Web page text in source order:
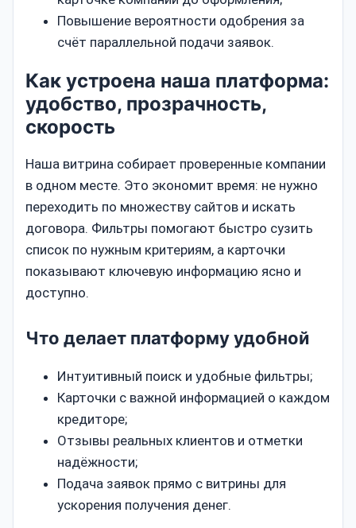
Повышение вероятности одобрения за
счёт параллельной подачи заявок.
Как устроена наша платформа:
удобство, прозрачность,
скорость
Наша витрина собирает проверенные компании
в одном месте. Это экономит время: не нужно
переходить по множеству сайтов и искать
договора. Фильтры помогают быстро сузить
список по нужным критериям, а карточки
показывают ключевую информацию ясно и
доступно.
Что делает платформу удобной
Интуитивный поиск и удобные фильтры;
Карточки с важной информацией о каждом
кредиторе;
Отзывы реальных клиентов и отметки
надёжности;
Подача заявок прямо с витрины для
ускорения получения денег.